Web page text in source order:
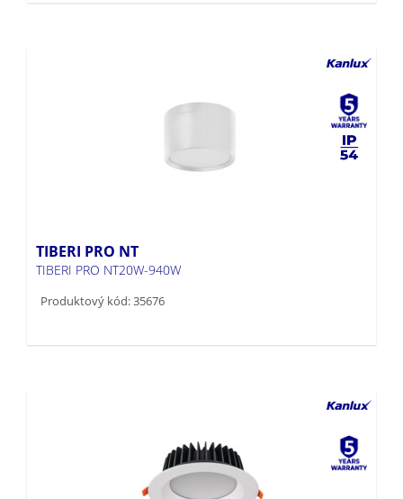
TIBERI PRO NT
TIBERI PRO NT20W-940W
Produktový kód: 35676